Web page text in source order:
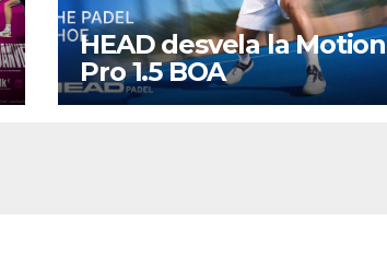
HEAD desvela la Motion
Pro 1.5 BOA